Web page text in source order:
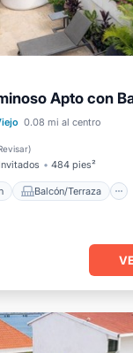
Apto con
0.08 mi al centro
)
484 pies²
Balcón/Terraza
Balcón/